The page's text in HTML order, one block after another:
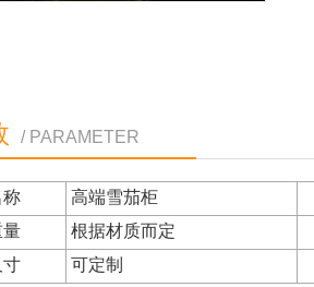
/ PARAMETER
高端雪茄柜
根据材质而定
可定制